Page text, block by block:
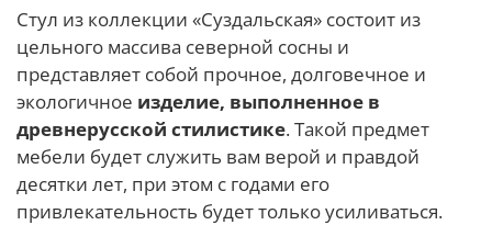
Стул из коллекции «Суздальская» состоит из
цельного массива северной сосны и
представляет собой прочное, долговечное и
экологичное изделие, выполненное в
древнерусской стилистике. Такой предмет
мебели будет служить вам верой и правдой
десятки лет, при этом с годами его
привлекательность будет только усиливаться.